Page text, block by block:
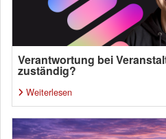
Verantwortung bei
zuständig?
Weiterlesen